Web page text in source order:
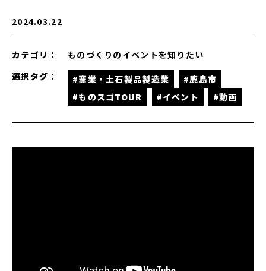
2024.03.22
カテゴリ：
ものづくりのイベントを知りたい
選択タグ：
#窯業・土石製品製造業
#鹿島市
#ものスゴTOUR
#イベント #動画